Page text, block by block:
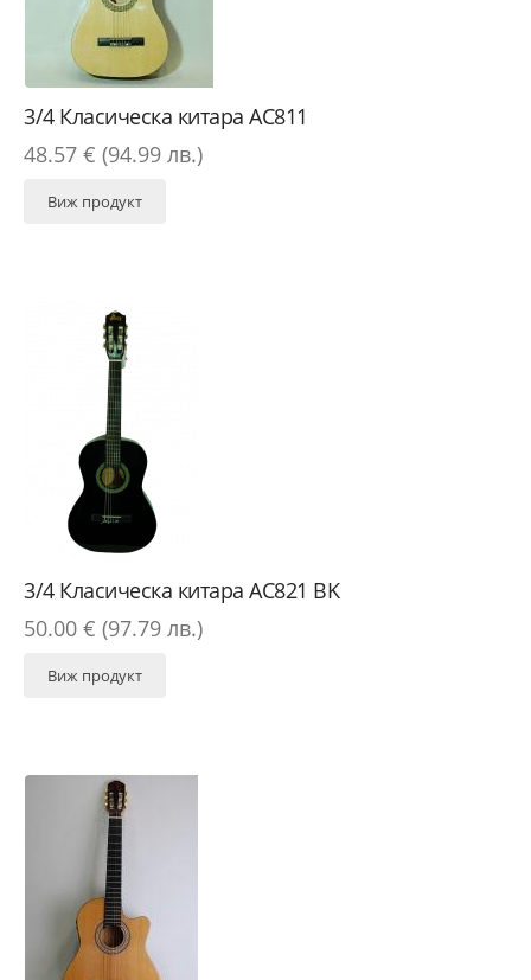
3/4 Класическа китара AC811
48.57 € (94.99 лв.)
Виж продукт
3/4 Класическа китара AC821 BK
50.00 € (97.79 лв.)
Виж продукт